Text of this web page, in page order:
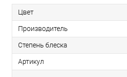
Цвет
Производитель
Степень блеска
Артикул